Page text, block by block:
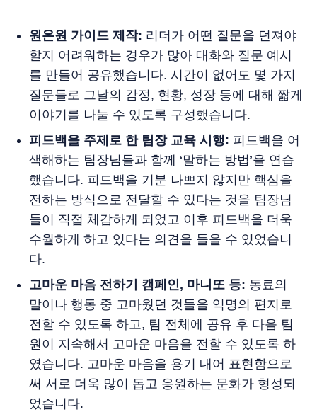
원온원 가이드 제작: 리더가 어떤 질문을 던져야
할지 어려워하는 경우가 많아 대화와 질문 예시
를 만들어 공유했습니다. 시간이 없어도 몇 가지
질문들로 그날의 감정, 현황, 성장 등에 대해 짧게
이야기를 나눌 수 있도록 구성했습니다.
피드백을 주제로 한 팀장 교육 시행: 피드백을 어
색해하는 팀장님들과 함께 ‘말하는 방법’을 연습
했습니다. 피드백을 기분 나쁘지 않지만 핵심을
전하는 방식으로 전달할 수 있다는 것을 팀장님
들이 직접 체감하게 되었고 이후 피드백을 더욱
수월하게 하고 있다는 의견을 들을 수 있었습니
다.
고마운 마음 전하기 캠페인, 마니또 등: 동료의
말이나 행동 중 고마웠던 것들을 익명의 편지로
전할 수 있도록 하고, 팀 전체에 공유 후 다음 팀
원이 지속해서 고마운 마음을 전할 수 있도록 하
였습니다. 고마운 마음을 용기 내어 표현함으로
써 서로 더욱 많이 돕고 응원하는 문화가 형성되
었습니다.